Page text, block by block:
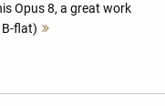
Opus 8, a great work
flat)